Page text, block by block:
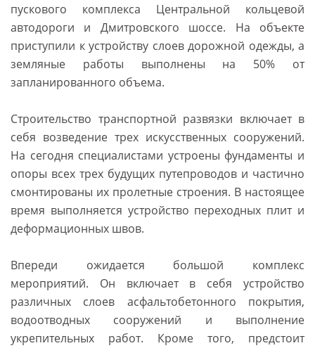
пускового комплекса Центральной кольцевой
автодороги и Дмитровского шоссе. На объекте
приступили к устройству слоев дорожной одежды, а
земляные работы выполнены на 50% от
запланированного объема.
Строительство транспортной развязки включает в
себя возведение трех искусственных сооружений.
На сегодня специалистами устроены фундаменты и
опоры всех трех будущих путепроводов и частично
смонтированы их пролетные строения. В настоящее
время выполняется устройство переходных плит и
деформационных швов.
Впереди ожидается большой комплекс
мероприятий. Он включает в себя устройство
различных слоев асфальтобетонного покрытия,
водоотводных сооружений и выполнение
укрепительных работ. Кроме того, предстоит